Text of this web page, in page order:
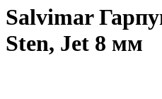
Salvimar
Sten, Jet 8 мм